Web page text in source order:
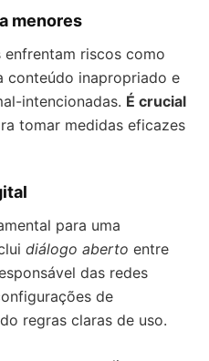
menores
enfrentam riscos como
conteúdo inapropriado e
intencionadas. É crucial
tomar medidas eficazes
para uma
diálogo aberto entre
das redes
de
regras claras de uso.